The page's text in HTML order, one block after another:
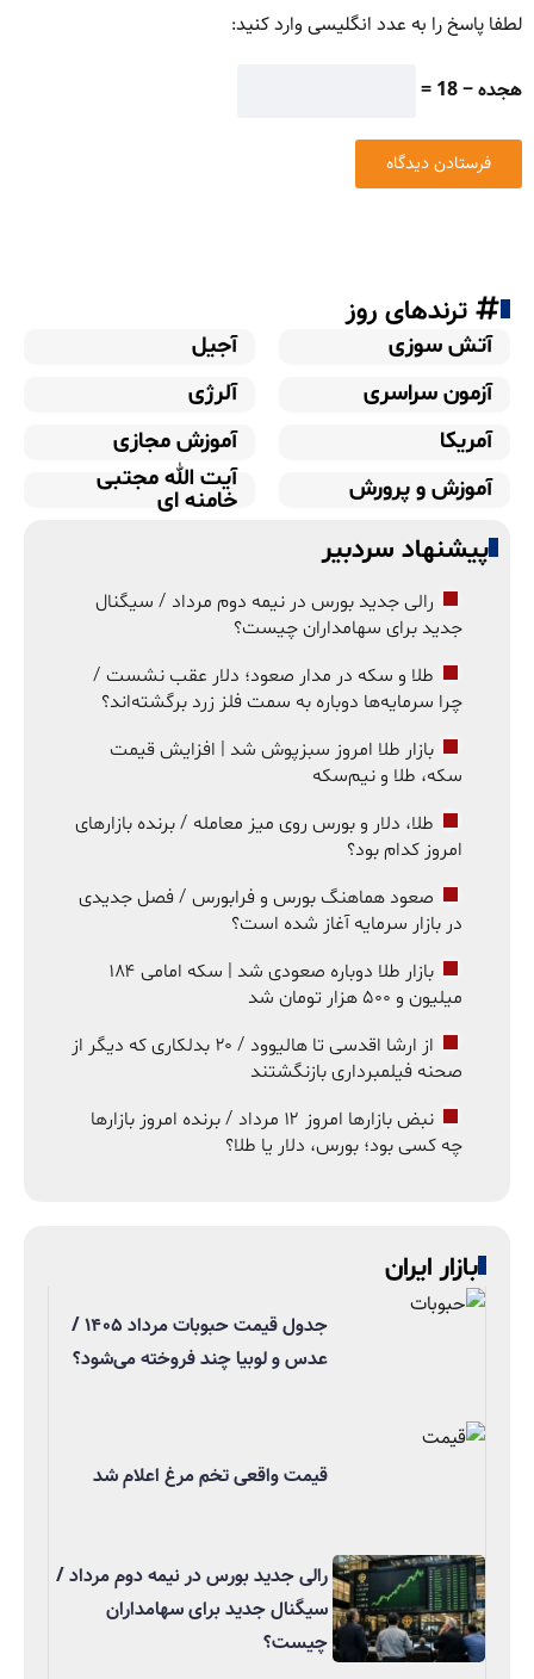
لطفا پاسخ را به عدد انگلیسی وارد کنید:
هجده − 18 =
ترندهای روز
آتش سوزی
آجیل
آزمون سراسری
آلرژی
آمریکا
آموزش مجازی
آموزش و پرورش
آیت الله مجتبی
خامنه ای
پیشنهاد سردبیر
رالی جدید بورس در نیمه دوم مرداد / سیگنال
جدید برای سهامداران چیست؟
طلا و سکه در مدار صعود؛ دلار عقب نشست /
چرا سرمایه‌ها دوباره به سمت فلز زرد برگشته‌اند؟
بازار طلا امروز سبزپوش شد | افزایش قیمت
سکه، طلا و نیم‌سکه
طلا، دلار و بورس روی میز معامله / برنده بازارهای
امروز کدام بود؟
صعود هماهنگ بورس و فرابورس / فصل جدیدی
در بازار سرمایه آغاز شده است؟
بازار طلا دوباره صعودی شد | سکه امامی ۱۸۴
میلیون و ۵۰۰ هزار تومان شد
از ارشا اقدسی تا هالیوود / ۲۰ بدلکاری که دیگر از
صحنه فیلمبرداری بازنگشتند
نبض بازارها امروز ۱۲ مرداد / برنده امروز بازارها
چه کسی بود؛ بورس، دلار یا طلا؟
بازار ایران
جدول قیمت حبوبات مرداد ۱۴۰۵ /
عدس و لوبیا چند فروخته می‌شود؟
قیمت واقعی تخم مرغ اعلام شد
رالی جدید بورس در نیمه دوم مرداد /
سیگنال جدید برای سهامداران
چیست؟